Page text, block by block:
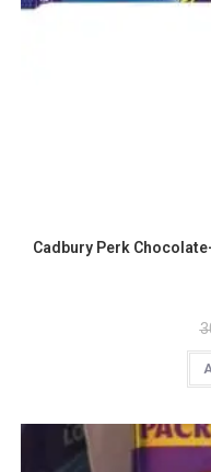
Cadbury Perk